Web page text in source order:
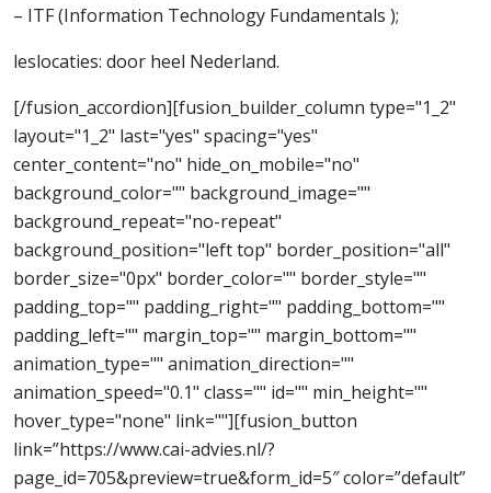
– ITF (Information Technology Fundamentals );
leslocaties: door heel Nederland.
[/fusion_accordion][fusion_builder_column type="1_2"
layout="1_2" last="yes" spacing="yes"
center_content="no" hide_on_mobile="no"
background_color="" background_image=""
background_repeat="no-repeat"
background_position="left top" border_position="all"
border_size="0px" border_color="" border_style=""
padding_top="" padding_right="" padding_bottom=""
padding_left="" margin_top="" margin_bottom=""
animation_type="" animation_direction=""
animation_speed="0.1" class="" id="" min_height=""
hover_type="none" link=""][fusion_button
link=”https://www.cai-advies.nl/?
page_id=705&preview=true&form_id=5″ color=”default”